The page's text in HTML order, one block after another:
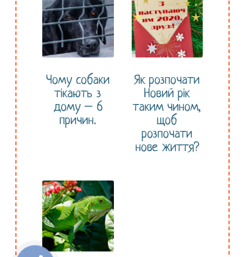
Чому собаки
тікають з
дому – 6
причин.
Як розпочати
Новий рік
таким чином,
щоб
розпочати
нове життя?